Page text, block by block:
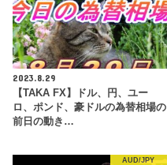
2023.8.29
【TAKA FX】ドル、円、ユー
ロ、ポンド、豪ドルの為替相場の
前日の動き…
AUD/JPY